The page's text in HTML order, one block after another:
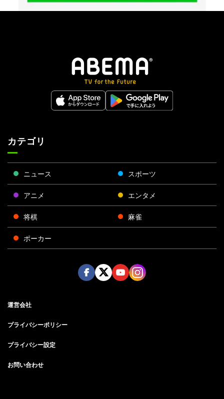
カテゴリ
ニュース スポーツ
アニメ エンタメ
将棋 麻雀
ポーカー
運営会社
プライバシーポリシー
プライバシー設定
お問い合わせ